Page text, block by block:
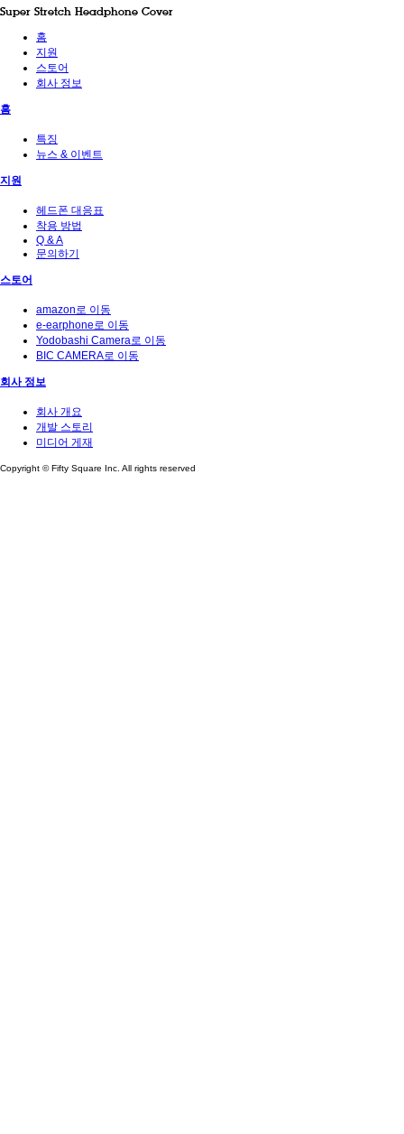
Super Stretch Headphone Cover
홈
지원
스토어
회사 정보
홈
특징
뉴스 & 이벤트
지원
헤드폰 대응표
착용 방법
Q & A
문의하기
스토어
amazon로 이동
e-earphone로 이동
Yodobashi Camera로 이동
BIC CAMERA로 이동
회사 정보
회사 개요
개발 스토리
미디어 게재
Copyright © Fifty Square Inc. All rights reserved